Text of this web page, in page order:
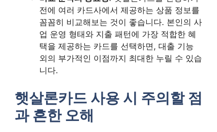
전에 여러 카드사에서 제공하는 상품 정보를
꼼꼼히 비교해보는 것이 좋습니다. 본인의 사
업 운영 형태와 지출 패턴에 가장 적합한 혜
택을 제공하는 카드를 선택하면, 대출 기능
외의 부가적인 이점까지 최대한 누릴 수 있습
니다.
햇살론카드 사용 시 주의할 점
과 흔한 오해